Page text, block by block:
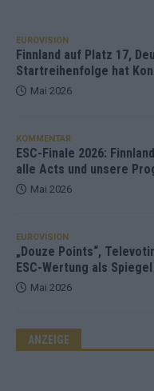
EUROVISION
Finnland auf Platz 17,
Startreihenfolge hat
Mai 2026
KOMMENTAR
ESC-Finale 2026:
alle Acts und unsere
Mai 2026
EUROVISION
„Douze Points“,
ESC-Wertung als
Mai 2026
ANZEIGE